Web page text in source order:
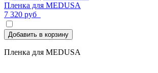
Пленка для MEDUSA
7 320 руб
Добавить в корзину
Пленка для MEDUSA